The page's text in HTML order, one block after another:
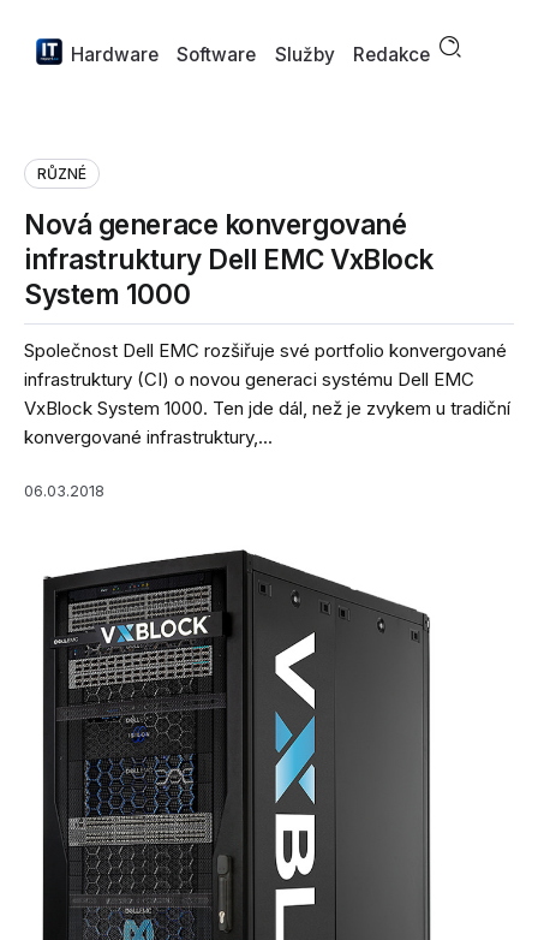
Hardware Software Služby Redakce
RŮZNÉ
Nová generace konvergované
infrastruktury Dell EMC VxBlock
System 1000
Společnost Dell EMC rozšiřuje své portfolio konvergované
infrastruktury (CI) o novou generaci systému Dell EMC
VxBlock System 1000. Ten jde dál, než je zvykem u tradiční
konvergované infrastruktury,...
06.03.2018